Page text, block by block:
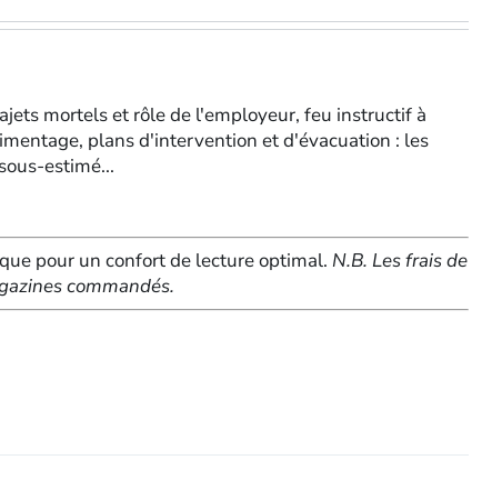
mortels et rôle de l'employeur, feu instructif à
plans d'intervention et d'évacuation : les
estimé...
pour un confort de lecture optimal. N.B. Les frais de
commandés.